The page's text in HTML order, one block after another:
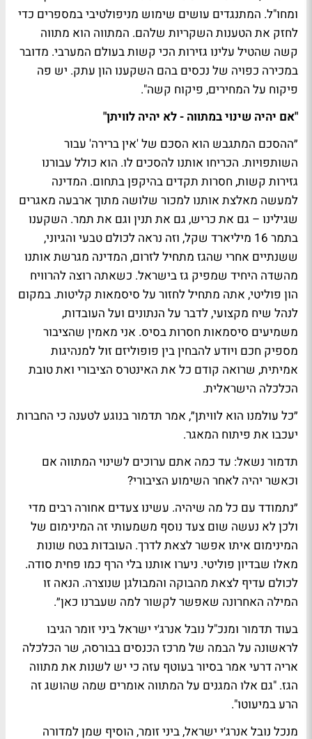
ומחו"ל. המתנגדים עושים שימוש מניפולטיבי במספרים כדי
לחזק את הטענות השקריות שלהם. המתווה הוא מתווה
קשה שהטיל עלינו גזירות הכי קשות בעולם המערבי. מדובר
במכירה כפויה של נכסים בהם השקענו הון עתק. יש פה
פיקוח על המחירים, פיקוח קשה".
"אם יהיה שינוי במתווה - לא יהיה לוויתן"
״ההסכם המתגבש הוא הסכם של 'אין ברירה' עבור
השותפויות. הכריחו אותנו להסכים לו. הוא כולל עבורנו
גזירות קשות, חסרות תקדים בהיקפן בתחום. המדינה
למעשה מאלצת אותנו למכור שלושה מתוך ארבעה מאגרים
שגילינו – גם את כריש, גם את תנין וגם את תמר. השקענו
בתמר 16 מיליארד שקל, וזה נראה לכולם טבעי והגיוני,
ששנתיים אחרי שהגז מתחיל לזרום, המדינה מגרשת אותנו
מהשדה היחיד שמפיק גז בישראל. כשאתה רוצה להרוויח
הון פוליטי, אתה מתחיל לחזור על סיסמאות קליטות. במקום
לנהל שיח מקצועי, לדבר על הנתונים ועל העובדות,
משמיעים סיסמאות חסרות בסיס. אני מאמין שהציבור
מספיק חכם ויודע להבחין בין פופוליזם זול למנהיגות
אמיתית, שרואה קודם כל את האינטרס הציבורי ואת טובת
הכלכלה הישראלית.
״כל עולמנו הוא לוויתן״, אמר תדמור בנוגע לטענה כי החברות
יעכבו את פיתוח המאגר.
תדמור נשאל: עד כמה אתם ערוכים לשינוי המתווה אם
וכאשר יהיה לאחר השימוע הציבורי?
״נתמודד עם כל מה שיהיה. עשינו צעדים אחורה רבים מדי
ולכן לא נעשה שום צעד נוסף משמעותי זה המינימום של
המינימום איתו אפשר לצאת לדרך. העובדות בטח שונות
מאלו שבדיון פוליטי. ניערו אותנו בלי הרף כמו פחית סודה.
לכולם עדיף לצאת מהבוקה והמבולגן שנוצרה. הנאה זו
המילה האחרונה שאפשר לקשור למה שעברנו כאן״.
בעוד תדמור ו​מנכ"ל נובל אנרג׳י ישראל ביני זומר הגיבו
לראשונה על הבמה של מרכז הכנסים בבורסה, שר הכלכלה
אריה דרעי אמר בסיור בעוטף עזה כי יש לשנות את מתווה
הגז. "גם אלו המגנים על המתווה אומרים שמה שהושג זה
הרע במיעוטו".
מנכל נובל אנרג׳י ישראל, ביני זומר, הוסיף שמן למדורה